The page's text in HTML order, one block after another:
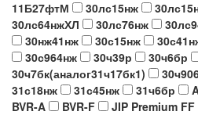
11Б27фтМ 30лс15нж
30лс64нжХЛ
30лс76нж
30нж41нж
30с15нж
30с964нж
30ч39р 30ч6бр
30ч7бк(аналог31ч17бк1)
31с18нж
31с45нж 31ч6бр
BVR-A
BVR-F JIP Premium FF